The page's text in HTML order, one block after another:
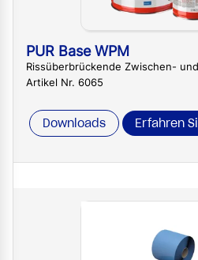
PUR Base WPM
Rissüberbrückende Zwischen-
Artikel Nr. 6065
Downloads Erfahren